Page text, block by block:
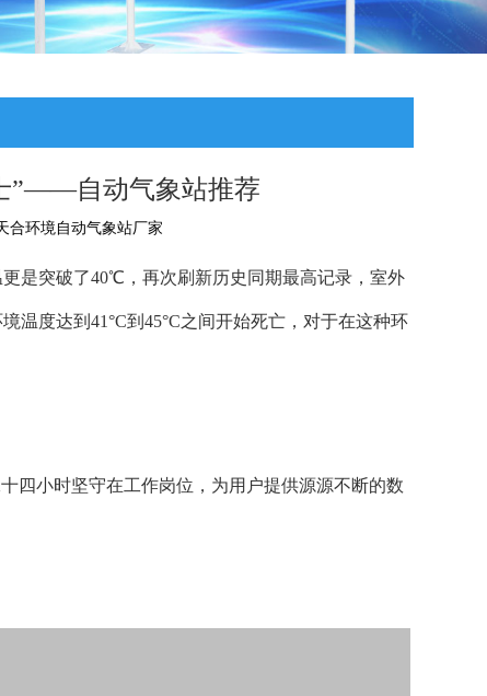
”——自动气象站推荐
合环境自动气象站厂家
是突破了40℃，再次刷新历史同期最高记录，室外
温度达到41°C到45°C之间开始死亡，对于在这种环
四小时坚守在工作岗位，为用户提供源源不断的数